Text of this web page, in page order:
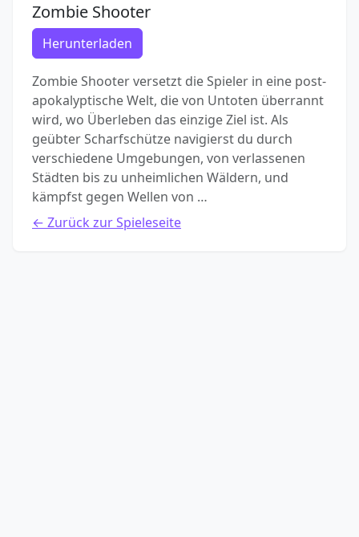
Zombie Shooter
Herunterladen
Zombie Shooter versetzt die Spieler in eine post-
apokalyptische Welt, die von Untoten überrannt
wird, wo Überleben das einzige Ziel ist. Als
geübter Scharfschütze navigierst du durch
verschiedene Umgebungen, von verlassenen
Städten bis zu unheimlichen Wäldern, und
kämpfst gegen Wellen von …
← Zurück zur Spieleseite